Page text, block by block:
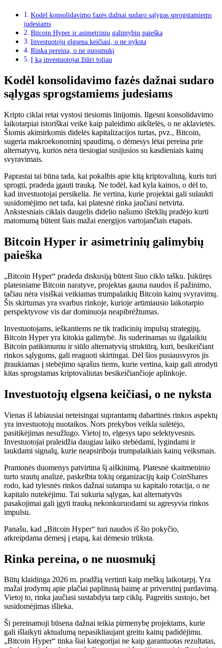
Kodėl konsolidavimo fazės dažnai sudaro sąlygas sprogstamiems
judesiams
Bitcoin Hyper ir asimetrinių galimybių paieška
Investuotojų elgsena keičiasi, o ne nyksta
Rinka pereina, o ne nuosmukį
Į ką investuotojai žiūri toliau
Kodėl konsolidavimo fazės dažnai sudaro
sąlygas sprogstamiems judesiams
Kripto ciklai retai vystosi tiesiomis linijomis. Ilgesni konsolidavimo
laikotarpiai istoriškai veikė kaip paleidimo aikštelės, o ne aklavietės.
Šiomis akimirkomis didelės kapitalizacijos turtas, pvz., Bitcoin,
sugeria makroekonominį spaudimą, o dėmesys lėtai pereina prie
alternatyvų, kurios nėra tiesiogiai susijusios su kasdieniais kainų
svyravimais.
Paprastai tai būna tada, kai pokalbis apie kitą kriptovaliutą, kuris turi
sprogti, pradeda įgauti trauką. Ne todėl, kad kyla kainos, o dėl to,
kad investuotojai persikelia. Jie vertina, kurie projektai gali sulaukti
susidomėjimo net tada, kai platesnė rinka jaučiasi netvirta.
Ankstesniais ciklais daugelis didelio našumo išteklių pradėjo kurti
matomumą būtent šiais mažai energijos vartojančiais etapais.
Bitcoin Hyper ir asimetrinių galimybių
paieška
„Bitcoin Hyper“ pradeda diskusiją būtent šiuo ciklo tašku. Įsikūręs
platesniame Bitcoin naratyve, projektas gauna naudos iš pažinimo,
tačiau nėra visiškai veikiamas trumpalaikių Bitcoin kainų svyravimų.
Šis skirtumas yra svarbus rinkoje, kurioje artimiausio laikotarpio
perspektyvose vis dar dominuoja neapibrėžtumas.
Investuotojams, ieškantiems ne tik tradicinių impulsų strategijų,
Bitcoin Hyper yra kitokia galimybė. Jis suderinamas su ilgalaikiu
Bitcoin patikimumu ir siūlo alternatyvią struktūrą, kuri, besikeičiant
rinkos sąlygoms, gali reaguoti skirtingai. Dėl šios pusiausvyros jis
įtraukiamas į stebėjimo sąrašus tiems, kurie vertina, kaip gali atrodyti
kitas sprogstamas kriptovaliutas besikeičiančioje aplinkoje.
Investuotojų elgsena keičiasi, o ne nyksta
Vienas iš labiausiai neteisingai suprantamų dabartinės rinkos aspektų
yra investuotojų nuotaikos. Nors prekybos veikla sulėtėjo,
pasitikėjimas nesužlugo. Vietoj to, elgesys tapo selektyvesnis.
Investuotojai praleidžia daugiau laiko stebėdami, lygindami ir
laukdami signalų, kurie neapsiriboja trumpalaikiais kainų veiksmais.
Pramonės duomenys patvirtina šį aiškinimą. Platesnė skaitmeninio
turto srautų analizė, paskelbta tokių organizacijų kaip CoinShares
rodo, kad tylesnės rinkos dažnai sutampa su kapitalo rotacija, o ne
kapitalo nutekėjimu. Tai sukuria sąlygas, kai alternatyvūs
pasakojimai gali įgyti trauką nekonkuruodami su agresyvia rinkos
impulsu.
Panašu, kad „Bitcoin Hyper“ turi naudos iš šio pokyčio,
atkreipdama dėmesį į etapą, kai dėmesio trūksta.
Rinka pereina, o ne nuosmukį
Būtų klaidinga 2026 m. pradžią vertinti kaip meškų laikotarpį. Yra
mažai įrodymų apie plačiai paplitusią baimę ar priverstinį pardavimą.
Vietoj to, rinka jaučiasi sustabdyta tarp ciklų. Pagreitis sustojo, bet
susidomėjimas išlieka.
Ši pereinamoji būsena dažnai teikia pirmenybę projektams, kurie
gali išlaikyti aktualumą nepasikliaujant greitu kainų padidėjimu.
„Bitcoin Hyper“ tinka šiai kategorijai ne kaip garantuotas rezultatas,